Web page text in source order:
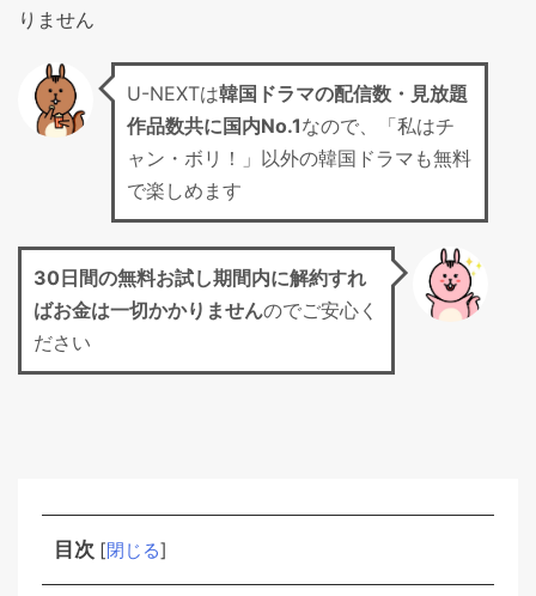
りません
U-NEXTは韓国ドラマの配信数・見放題
作品数共に国内No.1なので、「私はチ
ャン・ボリ！」以外の韓国ドラマも無料
で楽しめます
30日間の無料お試し期間内に解約すれ
ばお金は一切かかりませんのでご安心く
ださい
目次 [閉じる]